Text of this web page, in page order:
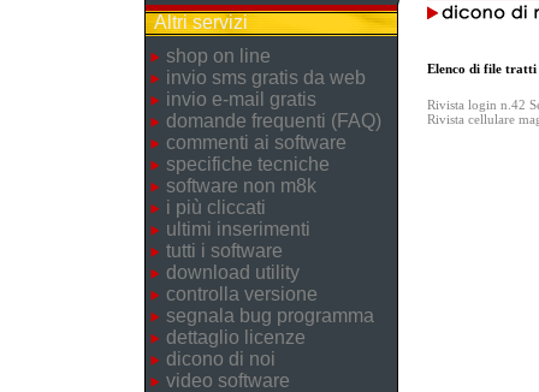
Altri servizi
shop on line
invio sms gratis da web
invio e-mail gratis
domande frequenti (FAQ)
commenti ai software
specifiche tecniche
software non m8k
i più cliccati
ultimi inserimenti
tutti i software
download utility
controlla versione
segnala bug programma
dettaglio licenze
dicono di noi
video software
Elenco di file tratti
Rivista login n.42
Rivista cellulare